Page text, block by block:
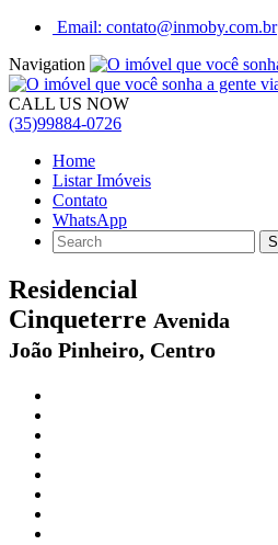
Email: contato@inmoby.com.br
Navigation
CALL US NOW
(35)99884-0726
Home
Listar Imóveis
Contato
WhatsApp
Residencial
Cinqueterre Avenida
João Pinheiro, Centro